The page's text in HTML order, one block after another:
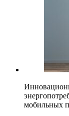
мобильных